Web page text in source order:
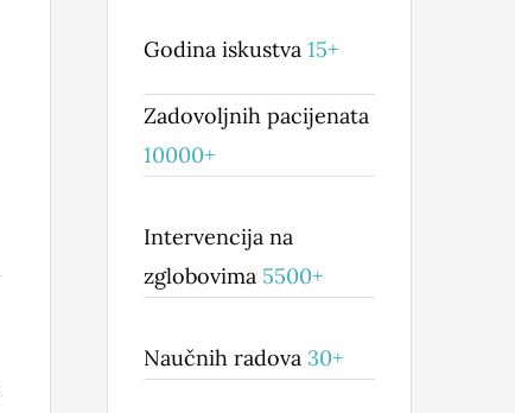
Godina iskustva 15+
Zadovoljnih pacijenata
10000+
Intervencija na
zglobovima 5500+
Naučnih radova 30+